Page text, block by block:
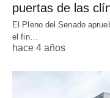
puertas de las
El Pleno del Senado
el fin…
hace 4 años